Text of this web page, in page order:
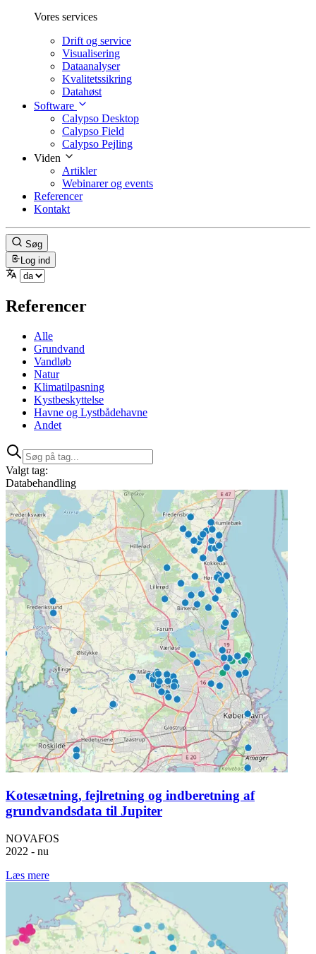
Vores services
Drift og service
Visualisering
Dataanalyser
Kvalitetssikring
Datahøst
Software
Calypso Desktop
Calypso Field
Calypso Pejling
Viden
Artikler
Webinarer og events
Referencer
Kontakt
Søg
Log ind
Referencer
Alle
Grundvand
Vandløb
Natur
Klimatilpasning
Kystbeskyttelse
Havne og Lystbådehavne
Andet
Valgt tag:
Databehandling
Kotesætning, fejlretning og indberetning af
grundvandsdata til Jupiter
NOVAFOS
2022 - nu
Læs mere